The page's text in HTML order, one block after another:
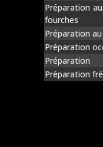
Préparation
fourches
Préparation
Préparation
Préparation
Préparation